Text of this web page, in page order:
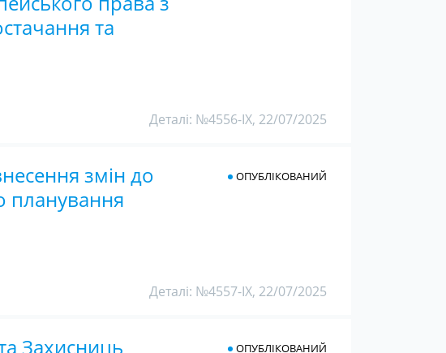
та
Деталі: №4556-IX, 22/07/2025
змін до
планування
ОПУБЛІКОВАНИЙ
Деталі: №4557-IX, 22/07/2025
Захисниць
ОПУБЛІКОВАНИЙ